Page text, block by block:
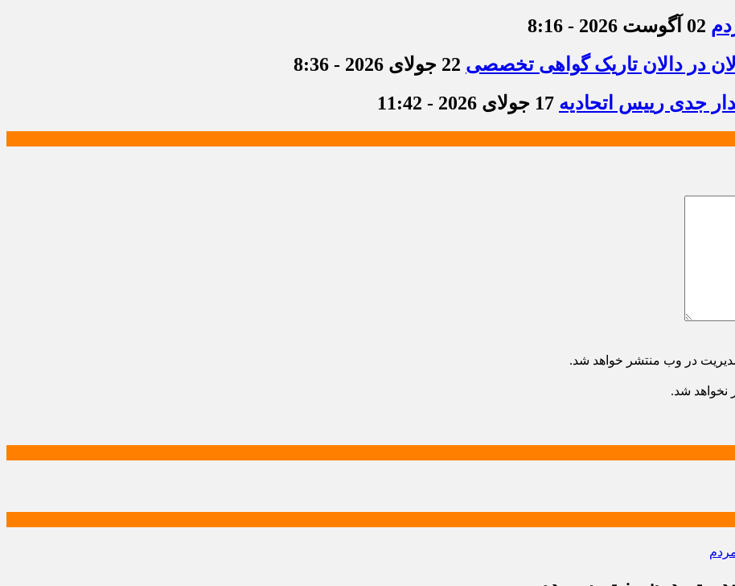
02 آگوست 2026 - 8:16
در دالان تاریک گواهی تخصصی 22 جولای 2026 - 8:36
جدی رییس اتحادیه 17 جولای 2026 - 11:42
در وب منتشر خواهد شد.
نخواهد شد.